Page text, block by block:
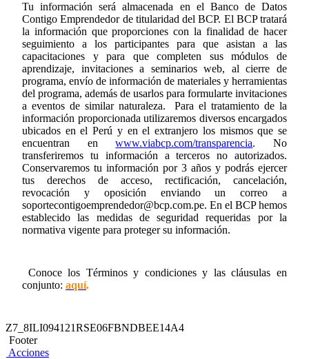
Tu información será almacenada en el Banco de Datos
Contigo Emprendedor de titularidad del BCP. El BCP tratará
la información que proporciones con la finalidad de hacer
seguimiento a los participantes para que asistan a las
capacitaciones y para que completen sus módulos de
aprendizaje, invitaciones a seminarios web, al cierre de
programa, envío de información de materiales y herramientas
del programa, además de usarlos para formularte invitaciones
a eventos de similar naturaleza. Para el tratamiento de la
información proporcionada utilizaremos diversos encargados
ubicados en el Perú y en el extranjero los mismos que se
encuentran enwww.viabcp.com/transparencia. No
transferiremos tu información a terceros no autorizados.
Conservaremos tu información por 3 años y podrás ejercer
tus derechos de acceso, rectificación, cancelación,
revocación y oposición enviando un correo a
soportecontigoemprendedor@bcp.com.pe. En el BCP hemos
establecido las medidas de seguridad requeridas por la
normativa vigente para proteger su información.
Conoce los Términos y condiciones y las cláusulas en
conjunto: aquí.
Z7_8ILI094121RSE06FBNDBEE14A4
Footer
Acciones